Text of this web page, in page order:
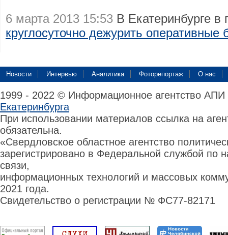
6 марта 2013 15:53 В Екатеринбурге в
круглосуточно дежурить оперативные
Новости Интервью Аналитика Фоторепортаж О нас
1999 - 2022 © Информационное агентство
Екатеринбурга
При использовании материалов ссылка на
обязательна.
«Свердловское областное агентство
зарегистрировано в Федеральной службой по
связи,
информационных технологий и массовых
2021 года.
Свидетельство о регистрации № ФС77-82171